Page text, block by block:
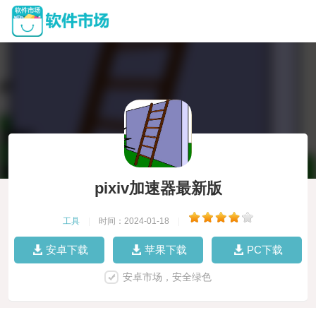
pixiv加速器最新版
工具 时间：2024-01-18
安卓下载 苹果下载 PC下载
安卓市场，安全绿色